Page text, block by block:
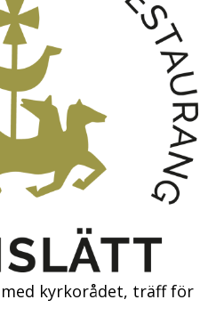
kyrkorådet, träff för